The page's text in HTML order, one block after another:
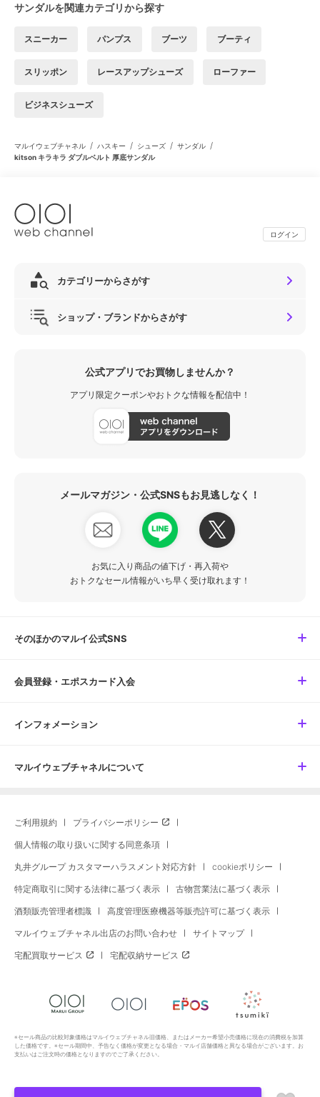
サンダルを関連カテゴリから探す
スニーカー パンプス ブーツ ブーティ
スリッポン レースアップシューズ ローファー
ビジネスシューズ
マルイウェブチャネル / ハスキー / シューズ / サンダル /
kitson キラキラ ダブルベルト 厚底サンダル
ログイン
カテゴリーからさがす
ショップ・ブランドからさがす
公式アプリでお買物しませんか？
アプリ限定クーポンやおトクな情報を配信中！
メールマガジン・公式SNSもお見逃しなく！
お気に入り商品の値下げ・再入荷や
おトクなセール情報がいち早く受け取れます！
そのほかのマルイ公式SNS
会員登録・エポスカード入会
インフォメーション
マルイウェブチャネルについて
ご利用規約 プライバシーポリシー
個人情報の取り扱いに関する同意条項
丸井グループ カスタマーハラスメント対応方針 cookieポリシー
特定商取引に関する法律に基づく表示 古物営業法に基づく表示
酒類販売管理者標識 高度管理医療機器等販売許可に基づく表示
マルイウェブチャネル出店のお問い合わせ サイトマップ
宅配買取サービス 宅配収納サービス
※セール商品の比較対象価格はマルイウェブチャネル旧価格、またはメーカー希望小売価格に現在の消費税を加算
した価格です。※セール期間中、予告なく価格が変更となる場合・マルイ店舗価格と異なる場合がございます。お
支払いはご注文時の価格となりますのでご了承ください。